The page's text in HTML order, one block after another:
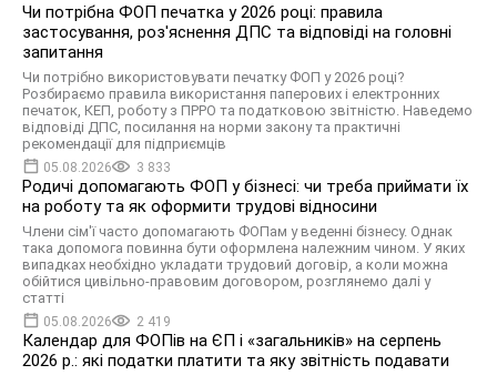
Чи потрібна ФОП печатка у 2026 році: правила
застосування, роз'яснення ДПС та відповіді на головні
запитання
Чи потрібно використовувати печатку ФОП у 2026 році?
Розбираємо правила використання паперових і електронних
печаток, КЕП, роботу з ПРРО та податковою звітністю. Наведемо
відповіді ДПС, посилання на норми закону та практичні
рекомендації для підприємців
05.08.2026 3 833
Родичі допомагають ФОП у бізнесі: чи треба приймати їх
на роботу та як оформити трудові відносини
Члени сім'ї часто допомагають ФОПам у веденні бізнесу. Однак
така допомога повинна бути оформлена належним чином. У яких
випадках необхідно укладати трудовий договір, а коли можна
обійтися цивільно-правовим договором, розглянемо далі у
статті
05.08.2026 2 419
Календар для ФОПів на ЄП і «загальників» на серпень
2026 р.: які податки платити та яку звітність подавати